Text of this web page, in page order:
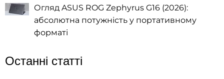
Огляд ASUS ROG Zephyrus G16 (2026):
абсолютна потужність у портативному
форматі
Останні статті